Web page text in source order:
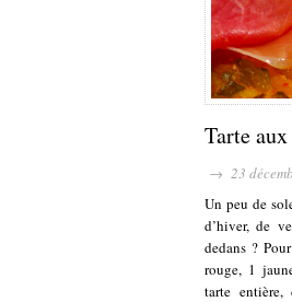
Tarte
→ 23
Un peu de
d’hiver, de
dedans ?
rouge, 1
tarte